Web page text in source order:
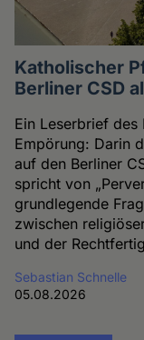
Katholischer
Berliner CSD
Ein Leserbrief
Empörung: Darin
auf den Berliner
spricht von
grundlegende
zwischen
und der
Sebastian Schnelle
05.08.2026